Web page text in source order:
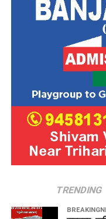
TRENDING